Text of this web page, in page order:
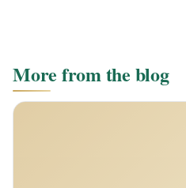
More from the blog